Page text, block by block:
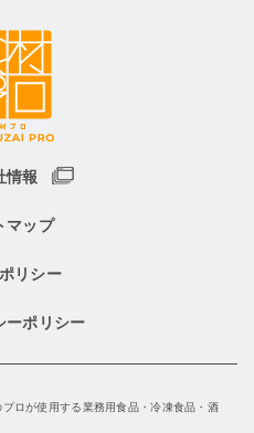
情報
マップ
リシー
ーポリシー
ロが使用する業務用食品・冷凍食品・酒